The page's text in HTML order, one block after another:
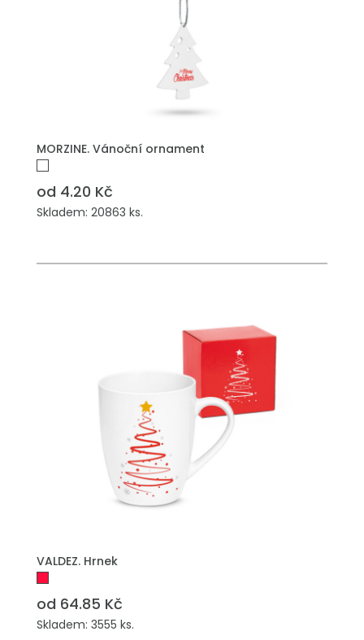
MORZINE. Vánoční ornament
od 4.20 Kč
Skladem: 20863 ks.
VALDEZ. Hrnek
od 64.85 Kč
Skladem: 3555 ks.